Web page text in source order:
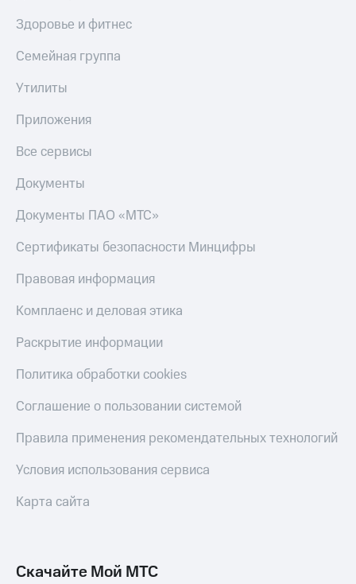
Здоровье и фитнес
Семейная группа
Утилиты
Приложения
Все сервисы
Документы
Документы ПАО «МТС»
Сертификаты безопасности Минцифры
Правовая информация
Комплаенс и деловая этика
Раскрытие информации
Политика обработки cookies
Соглашение о пользовании системой
Правила применения рекомендательных технологий
Условия использования сервиса
Карта сайта
Скачайте Мой МТС